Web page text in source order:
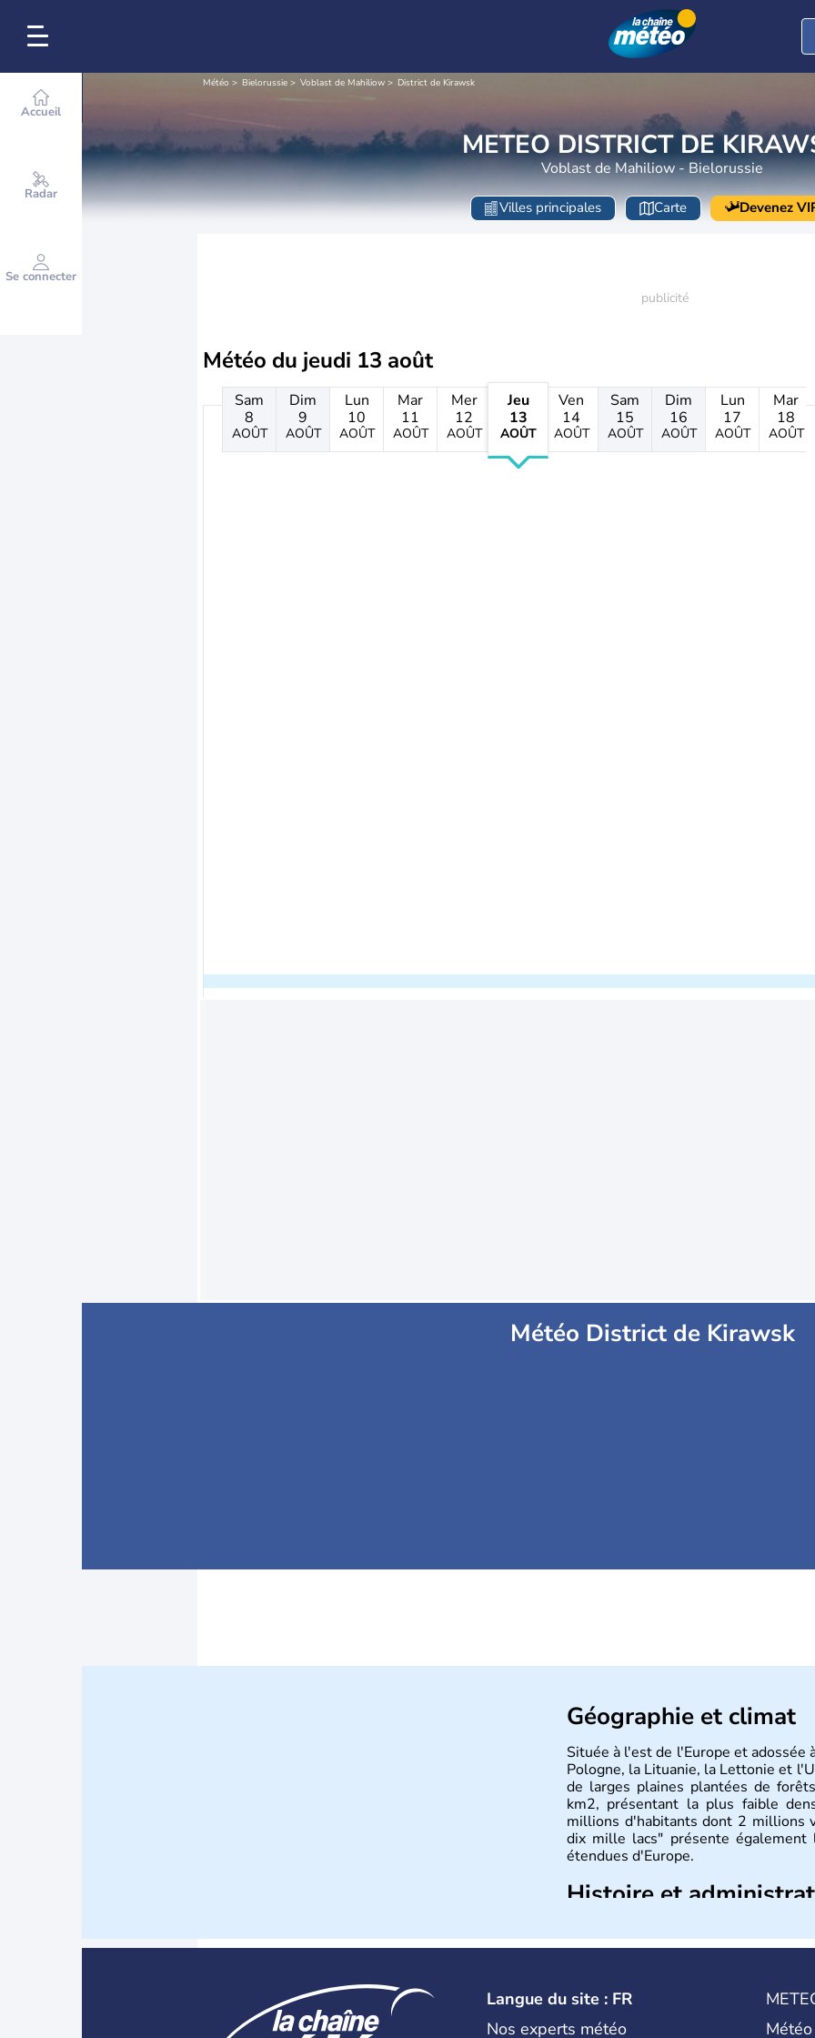
Accueil
Radar
Se connecter
Météo Bielorussie Voblast de Mahiliow District de Kirawsk
METEO DISTRICT DE
Voblast de Mahiliow - Bielorussie
Villes principales Carte Devenez
Météo du jeudi 13 août
Sam
8
AOÛT
Dim
9
AOÛT
Lun
10
AOÛT
Mar
11
AOÛT
Mer
12
AOÛT
Jeu
13
AOÛT
Ven
14
AOÛT
Sam
15
AOÛT
Dim
16
AOÛT
Lun
17
AOÛT
Mar
18
AOÛT
Météo District de Kirawsk
Géographie et climat
Située à l'est de l'Europe et adossée
Pologne, la Lituanie, la Lettonie et
de larges plaines plantées de
km2, présentant la plus faible
millions d'habitants dont 2 millions
dix mille lacs" présente également
étendues d'Europe.
Histoire et
slave au VIIIe siècle, puis au
Langue du site : FR
Nos experts météo